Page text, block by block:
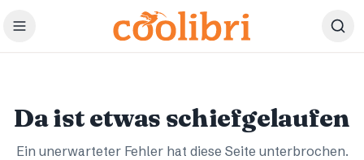
Zum Hauptinhalt springen
Da ist etwas schiefgelaufen
Ein unerwarteter Fehler hat diese Seite unterbrochen.